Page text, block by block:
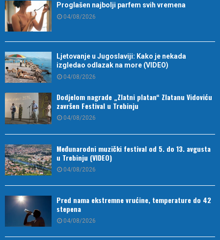
Proglašen najbolji parfem svih vremena
04/08/2026
Ljetovanje u Jugoslaviji: Kako je nekada
izgledao odlazak na more (VIDEO)
04/08/2026
Dodjelom nagrade „Zlatni platan“ Zlatanu Vidoviću
završen Festival u Trebinju
04/08/2026
Međunarodni muzički festival od 5. do 13. avgusta
u Trebinju (VIDEO)
04/08/2026
Pred nama ekstremne vrućine, temperature do 42
stepena
04/08/2026